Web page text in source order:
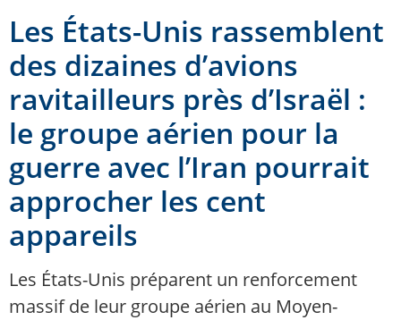
Les États-Unis rassemblent
des dizaines d’avions
ravitailleurs près d’Israël :
le groupe aérien pour la
guerre avec l’Iran pourrait
approcher les cent
appareils
Les États-Unis préparent un renforcement
massif de leur groupe aérien au Moyen-